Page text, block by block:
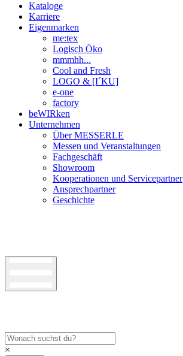
Kataloge
Karriere
Eigenmarken
me:tex
Logisch Öko
mmmhh...
Cool and Fresh
LOGO & [I´KU]
e-one
factory
beWIRken
Unternehmen
Über MESSERLE
Messen und Veranstaltungen
Fachgeschäft
Showroom
Kooperationen und Servicepartner
Ansprechpartner
Geschichte
×